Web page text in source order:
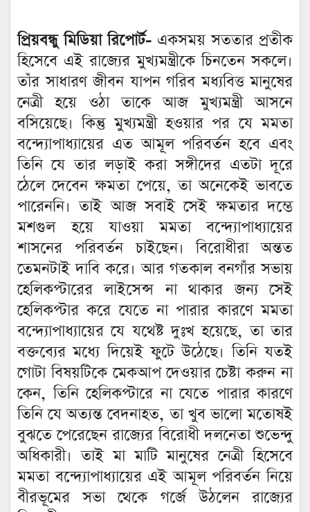
প্রিয়বন্ধু মিডিয়া রিপোর্ট- একসময় সততার প্রতীক
হিসেবে এই রাজ্যের মুখ্যমন্ত্রীকে চিনতেন সকলে।
তাঁর সাধারণ জীবন যাপন গরিব মধ্যবিত্ত মানুষের
নেত্রী হয়ে ওঠা তাকে আজ মুখ্যমন্ত্রী আসনে
বসিয়েছে। কিন্তু মুখ্যমন্ত্রী হওয়ার পর যে মমতা
বন্দ্যোপাধ্যায়ের এত আমূল পরিবর্তন হবে এবং
তিনি যে তার লড়াই করা সঙ্গীদের এতটা দূরে
ঠেলে দেবেন ক্ষমতা পেয়ে, তা অনেকেই ভাবতে
পারেননি। তাই আজ সবাই সেই ক্ষমতার দম্ভে
মশগুল হয়ে যাওয়া মমতা বন্দ্যোপাধ্যায়ের
শাসনের পরিবর্তন চাইছেন। বিরোধীরা অন্তত
তেমনটাই দাবি করে। আর গতকাল বনগাঁর সভায়
হেলিকপ্টারের লাইসেন্স না থাকার জন্য সেই
হেলিকপ্টার করে যেতে না পারার কারণে মমতা
বন্দ্যোপাধ্যায়ের যে যথেষ্ট দুঃখ হয়েছে, তা তার
বক্তব্যের মধ্যে দিয়েই ফুটে উঠেছে। তিনি যতই
গোটা বিষয়টিকে মেকআপ দেওয়ার চেষ্টা করুন না
কেন, তিনি হেলিকপ্টারে না যেতে পারার কারণে
তিনি যে অত্যন্ত বেদনাহত, তা খুব ভালো মতোষই
বুঝতে পেরেছেন রাজ্যের বিরোধী দলনেতা শুভেন্দু
অধিকারী। তাই মা মাটি মানুষের নেত্রী হিসেবে
মমতা বন্দ্যোপাধ্যায়ের এই আমূল পরিবর্তন নিয়ে
বীরভূমের সভা থেকে গর্জে উঠলেন রাজ্যের